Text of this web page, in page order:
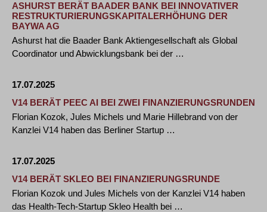
ASHURST BERÄT BAADER BANK BEI INNOVATIVER
RESTRUKTURIERUNGSKAPITALERHÖHUNG DER
BAYWA AG
Ashurst hat die Baader Bank Aktiengesellschaft als Global
Coordinator und Abwicklungsbank bei der …
17.07.2025
V14 BERÄT PEEC AI BEI ZWEI FINANZIERUNGSRUNDEN
Florian Kozok, Jules Michels und Marie Hillebrand von der
Kanzlei V14 haben das Berliner Startup …
17.07.2025
V14 BERÄT SKLEO BEI FINANZIERUNGSRUNDE
Florian Kozok und Jules Michels von der Kanzlei V14 haben
das Health-Tech-Startup Skleo Health bei …